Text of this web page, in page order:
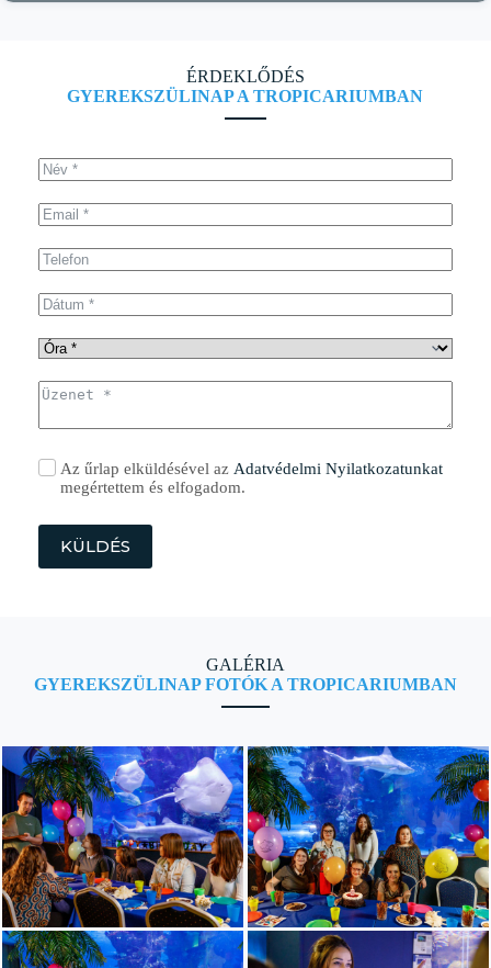
ÉRDEKLŐDÉS
GYEREKSZÜLINAP A TROPICARIUMBAN
Az űrlap elküldésével az Adatvédelmi Nyilatkozatunkat
megértettem és elfogadom.
KÜLDÉS
GALÉRIA
GYEREKSZÜLINAP FOTÓK A TROPICARIUMBAN